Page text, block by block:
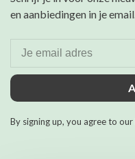
en aanbiedingen in je
By signing up, you agree to our